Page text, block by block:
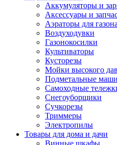
Аккумуляторы и
Аксессуары и
Аэраторы для газона
Воздуходувки
Газонокосилки
Культиваторы
Кусторезы
Мойки высокого
Подметальные
Самоходные
Снегоуборщики
Сучкорезы
Триммеры
Электропилы
Товары для дома и дачи
Винные шкафы